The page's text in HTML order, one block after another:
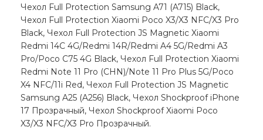
Чехол Full Protection Samsung A71 (A715) Black,
Чехол Full Protection Xiaomi Poco X3/X3 NFC/X3 Pro
Black, Чехол Full Protection JS Magnetic Xiaomi
Redmi 14C 4G/Redmi 14R/Redmi A4 5G/Redmi A3
Pro/Poco C75 4G Black, Чехол Full Protection Xiaomi
Redmi Note 11 Pro (CHN)/Note 11 Pro Plus 5G/Poco
X4 NFC/11i Red, Чехол Full Protection JS Magnetic
Samsung A25 (A256) Black, Чехол Shockproof iPhone
17 Прозрачный, Чехол Shockproof Xiaomi Poco
X3/X3 NFC/X3 Pro Прозрачный.